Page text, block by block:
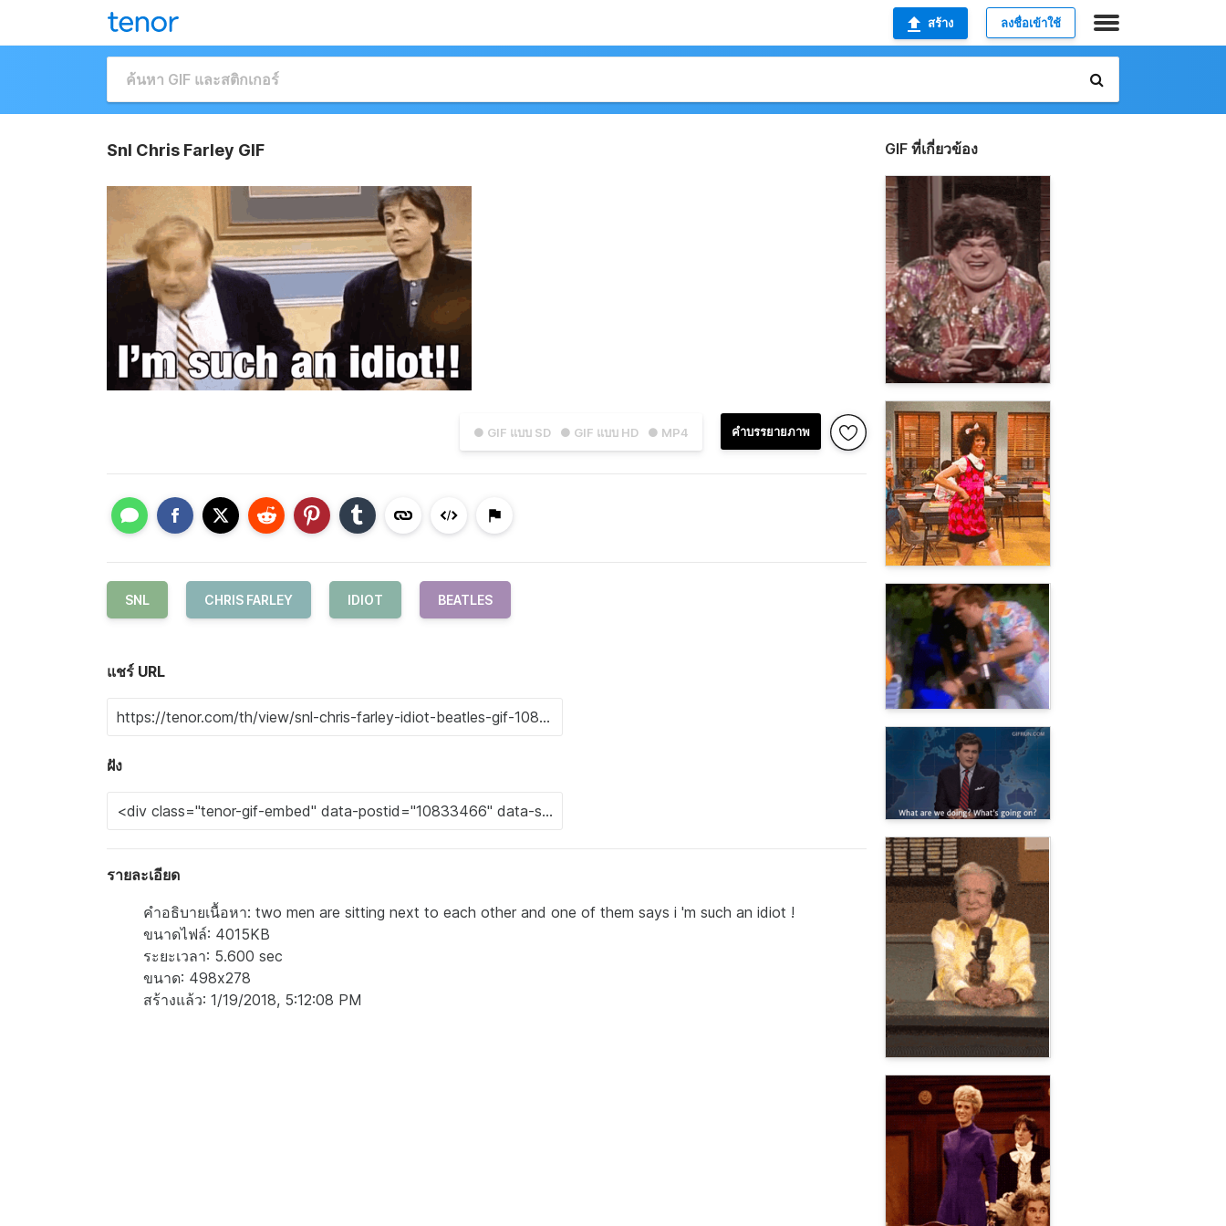
สร้าง ลงชื่อเข้าใช้
Snl Chris Farley GIF
● GIF แบบ SD ● GIF แบบ HD ● MP4 คำบรรยายภาพ
SNL CHRIS FARLEY IDIOT BEATLES
แชร์ URL
ฝัง
รายละเอียด
คำอธิบายเนื้อหา: two men are sitting next to each other and one of them says i 'm such an idiot !
ขนาดไฟล์: 4015KB
ระยะเวลา: 5.600 sec
ขนาด: 498x278
สร้างแล้ว: 1/19/2018, 5:12:08 PM
GIF ที่เกี่ยวข้อง